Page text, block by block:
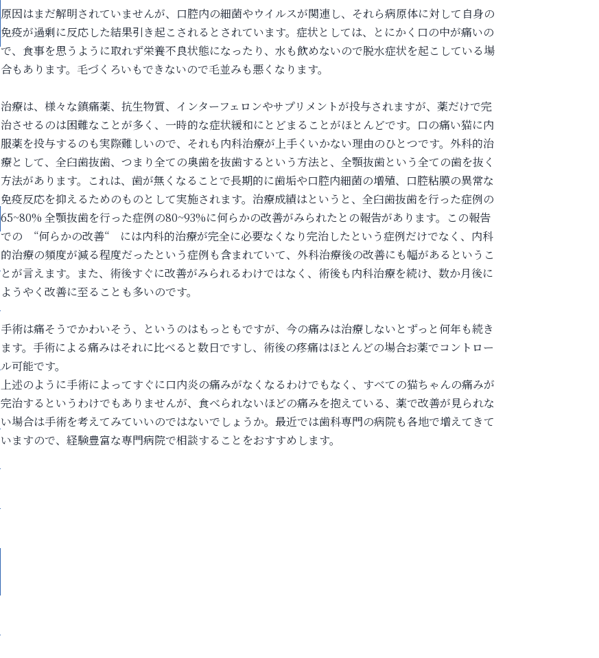
原因はまだ解明されていませんが、口腔内の細菌やウイルスが関連し、それら病原体に対して自身の
免疫が過剰に反応した結果引き起こされるとされています。症状としては、とにかく口の中が痛いの
で、食事を思うように取れず栄養不良状態になったり、水も飲めないので脱水症状を起こしている場
合もあります。毛づくろいもできないので毛並みも悪くなります。
治療は、様々な鎮痛薬、抗生物質、インターフェロンやサプリメントが投与されますが、薬だけで完
治させるのは困難なことが多く、一時的な症状緩和にとどまることがほとんどです。口の痛い猫に内
服薬を投与するのも実際難しいので、それも内科治療が上手くいかない理由のひとつです。外科的治
療として、全臼歯抜歯、つまり全ての奥歯を抜歯するという方法と、全顎抜歯という全ての歯を抜く
方法があります。これは、歯が無くなることで長期的に歯垢や口腔内細菌の増殖、口腔粘膜の異常な
免疫反応を抑えるためのものとして実施されます。治療成績はというと、全臼歯抜歯を行った症例の
65~80% 全顎抜歯を行った症例の80~93%に何らかの改善がみられたとの報告があります。この報告
での “何らかの改善“ には内科的治療が完全に必要なくなり完治したという症例だけでなく、内科
的治療の頻度が減る程度だったという症例も含まれていて、外科治療後の改善にも幅があるというこ
とが言えます。また、術後すぐに改善がみられるわけではなく、術後も内科治療を続け、数か月後に
ようやく改善に至ることも多いのです。
手術は痛そうでかわいそう、というのはもっともですが、今の痛みは治療しないとずっと何年も続き
ます。手術による痛みはそれに比べると数日ですし、術後の疼痛はほとんどの場合お薬でコントロー
ル可能です。
上述のように手術によってすぐに口内炎の痛みがなくなるわけでもなく、すべての猫ちゃんの痛みが
完治するというわけでもありませんが、食べられないほどの痛みを抱えている、薬で改善が見られな
い場合は手術を考えてみていいのではないでしょうか。最近では歯科専門の病院も各地で増えてきて
いますので、経験豊富な専門病院で相談することをおすすめします。